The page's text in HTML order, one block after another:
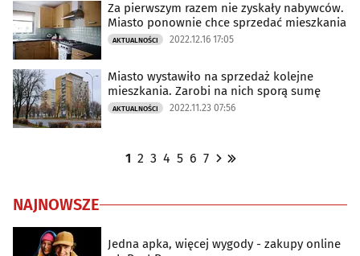
Za pierwszym razem nie zyskały nabywców.
Miasto ponownie chce sprzedać mieszkania
AKTUALNOŚCI 2022.12.16 17:05
Miasto wystawiło na sprzedaż kolejne
mieszkania. Zarobi na nich sporą sumę
AKTUALNOŚCI 2022.11.23 07:56
1 2 3 4 5 6 7
NAJNOWSZE
Jedna apka, więcej wygody - zakupy online